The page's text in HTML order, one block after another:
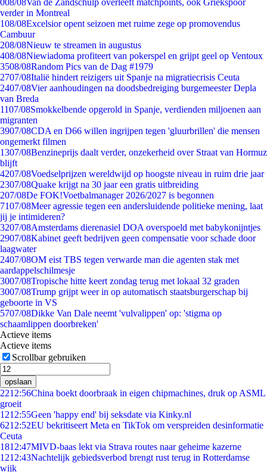
008/08Van de Zandschulp overleeft matchpoints, ook Griekspoor
verder in Montreal
108/08Excelsior opent seizoen met ruime zege op promovendus
Cambuur
208/08Nieuw te streamen in augustus
408/08Niewiadoma profiteert van pokerspel en grijpt geel op Ventoux
3508/08Random Pics van de Dag #1979
2707/08Italië hindert reizigers uit Spanje na migratiecrisis Ceuta
2407/08Vier aanhoudingen na doodsbedreiging burgemeester Depla
van Breda
1107/08Smokkelbende opgerold in Spanje, verdienden miljoenen aan
migranten
3907/08CDA en D66 willen ingrijpen tegen 'gluurbrillen' die mensen
ongemerkt filmen
1307/08Benzineprijs daalt verder, onzekerheid over Straat van Hormuz
blijft
4207/08Voedselprijzen wereldwijd op hoogste niveau in ruim drie jaar
2307/08Quake krijgt na 30 jaar een gratis uitbreiding
207/08De FOK!Voetbalmanager 2026/2027 is begonnen
7107/08Meer agressie tegen een andersluidende politieke mening, laat
jij je intimideren?
3207/08Amsterdams dierenasiel DOA overspoeld met babykonijntjes
2907/08Kabinet geeft bedrijven geen compensatie voor schade door
laagwater
2407/08OM eist TBS tegen verwarde man die agenten stak met
aardappelschilmesje
3007/08Tropische hitte keert zondag terug met lokaal 32 graden
3007/08Trump grijpt weer in op automatisch staatsburgerschap bij
geboorte in VS
5707/08Dikke Van Dale neemt 'vulvalippen' op: 'stigma op
schaamlippen doorbreken'
Actieve items
Actieve items
Scrollbar gebruiken
opslaan
2212:56China boekt doorbraak in eigen chipmachines, druk op ASML
groeit
1212:55Geen 'happy end' bij seksdate via Kinky.nl
6212:52EU bekritiseert Meta en TikTok om verspreiden desinformatie
Ceuta
1812:47MIVD-baas lekt via Strava routes naar geheime kazerne
1212:43Nachtelijk gebiedsverbod brengt rust terug in Rotterdamse
wijk